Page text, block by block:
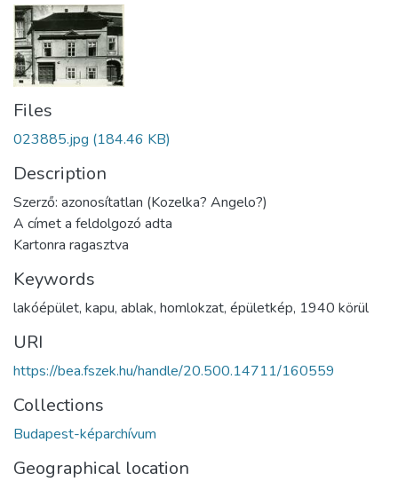
About us
Files
023885.jpg (184.46 KB)
Description
Szerző: azonosítatlan (Kozelka? Angelo?)
A címet a feldolgozó adta
Kartonra ragasztva
Keywords
lakóépület, kapu, ablak, homlokzat, épületkép, 1940 körül
URI
https://bea.fszek.hu/handle/20.500.14711/160559
Collections
Budapest-képarchívum
Geographical location